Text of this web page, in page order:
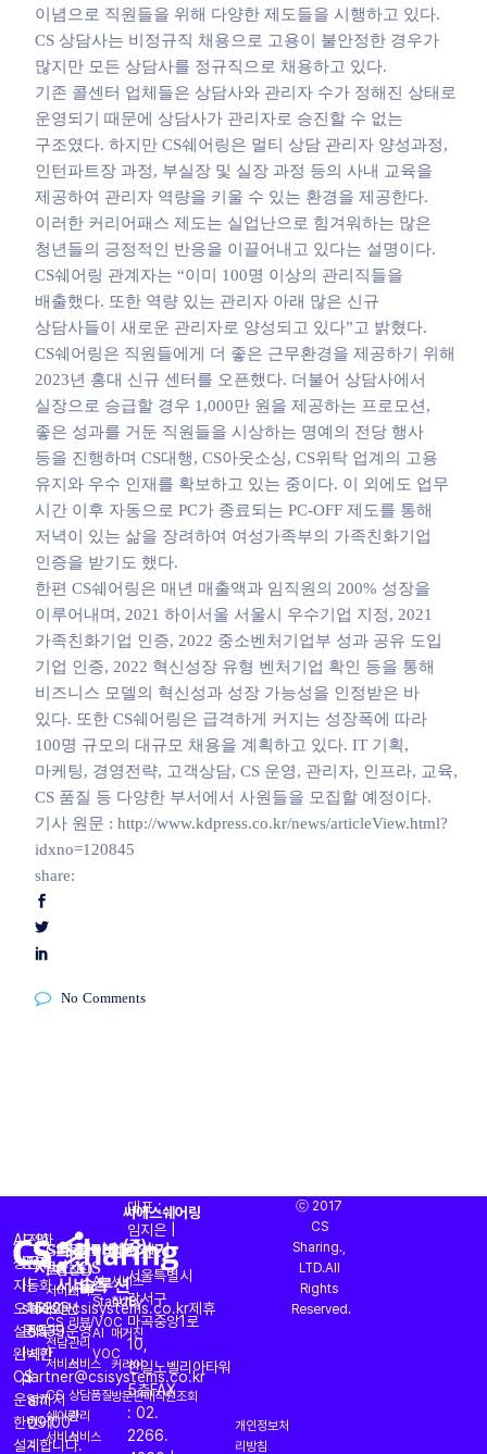
이념으로 직원들을 위해 다양한 제도들을 시행하고 있다.
CS 상담사는 비정규직 채용으로 고용이 불안정한 경우가
많지만 모든 상담사를 정규직으로 채용하고 있다.
기존 콜센터 업체들은 상담사와 관리자 수가 정해진 상태로
운영되기 때문에 상담사가 관리자로 승진할 수 없는
구조였다. 하지만 CS쉐어링은 멀티 상담 관리자 양성과정,
인턴파트장 과정, 부실장 및 실장 과정 등의 사내 교육을
제공하여 관리자 역량을 키울 수 있는 환경을 제공한다.
이러한 커리어패스 제도는 실업난으로 힘겨워하는 많은
청년들의 긍정적인 반응을 이끌어내고 있다는 설명이다.
CS쉐어링 관계자는 “이미 100명 이상의 관리직들을
배출했다. 또한 역량 있는 관리자 아래 많은 신규
상담사들이 새로운 관리자로 양성되고 있다”고 밝혔다.
CS쉐어링은 직원들에게 더 좋은 근무환경을 제공하기 위해
2023년 홍대 신규 센터를 오픈했다. 더불어 상담사에서
실장으로 승급할 경우 1,000만 원을 제공하는 프로모션,
좋은 성과를 거둔 직원들을 시상하는 명예의 전당 행사
등을 진행하며 CS대행, CS아웃소싱, CS위탁 업계의 고용
유지와 우수 인재를 확보하고 있는 중이다. 이 외에도 업무
시간 이후 자동으로 PC가 종료되는 PC-OFF 제도를 통해
저녁이 있는 삶을 장려하여 여성가족부의 가족친화기업
인증을 받기도 했다.
한편 CS쉐어링은 매년 매출액과 임직원의 200% 성장을
이루어내며, 2021 하이서울 서울시 우수기업 지정, 2021
가족친화기업 인증, 2022 중소벤처기업부 성과 공유 도입
기업 인증, 2022 혁신성장 유형 벤처기업 확인 등을 통해
비즈니스 모델의 혁신성과 성장 가능성을 인정받은 바
있다. 또한 CS쉐어링은 급격하게 커지는 성장폭에 따라
100명 규모의 대규모 채용을 계획하고 있다. IT 기획,
마케팅, 경영전략, 고객상담, CS 운영, 관리자, 인프라, 교육,
CS 품질 등 다양한 부서에서 사원들을 모집할 예정이다.
기사 원문 : http://www.kdpress.co.kr/news/articleView.html?
idxno=120845
share:
No Comments
AI
상담과
자동화
오퍼레이션
설계부터
완벽한
CS
운영까지
한번에
설계합니다.
도입
문의
|
sales@csisystems.co.kr제휴
문의
|
partner@csisystems.co.kr
전화
문의
|
1522-
5539운영
시간
|
am
09:00
~
CS대행
서비스
CS
토탈
서비스
CS
전담
서비스
CS
쉐어링
서비스
프리미엄
(CX)
서비스
운영
진단
서비스
리뷰/VOC
관리
서비스
상담품질
관리
서비스
AI
CS
솔루션
OASIS
AI
StandBy
AI
VOC
바로가기
회사소개
서비스
찾기
매거진
커리어
방문판매직원조회
씨에스쉐어링
(주)
대표 :
임지은 |
주소 :
서울특별시
강서구
마곡중앙1로
10,
한일노벨리아타워
5층FAX
: 02.
2266.
개인정보처
리방침
ⓒ 2017
CS
Sharing.,
LTD.All
Rights
Reserved.